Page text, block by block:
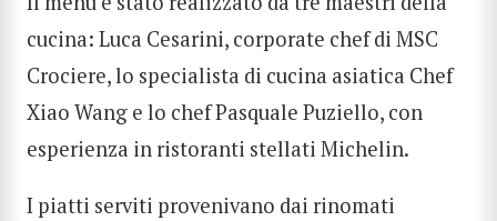
cucina: Luca Cesarini, corporate chef di MSC
Crociere, lo specialista di cucina asiatica Chef
Xiao Wang e lo chef Pasquale Puziello, con
esperienza in ristoranti stellati Michelin.
I piatti serviti provenivano dai rinomati